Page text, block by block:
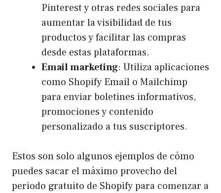
Pinterest y otras redes sociales para
aumentar la visibilidad de tus
productos y facilitar las compras
desde estas plataformas.
Email marketing: Utiliza aplicaciones
como Shopify Email o Mailchimp
para enviar boletines informativos,
promociones y contenido
personalizado a tus suscriptores.
Estos son solo algunos ejemplos de cómo
puedes sacar el máximo provecho del
periodo gratuito de Shopify para comenzar a